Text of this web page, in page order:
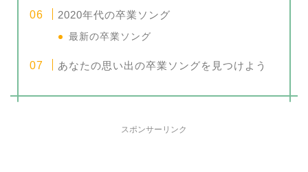
2020年代の卒業ソング
最新の卒業ソング
あなたの思い出の卒業ソングを見つけよう
スポンサーリンク